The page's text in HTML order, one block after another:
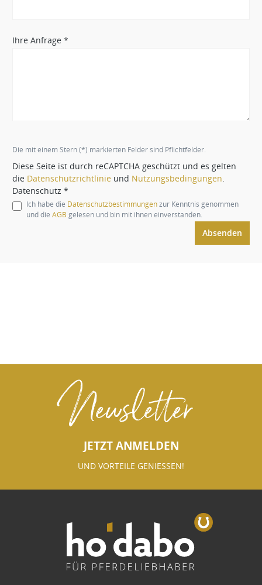
Ihre Anfrage *
Die mit einem Stern (*) markierten Felder sind Pflichtfelder.
Diese Seite ist durch reCAPTCHA geschützt und es gelten
die Datenschutzrichtlinie und Nutzungsbedingungen
Datenschutz *
Ich habe die Datenschutzbestimmungenzur Kenntnis genommen
und die AGB gelesen und bin mit ihnen einverstanden.
Absenden
Newsletter
JETZT ANMELDEN
UND VORTEILE GENIESSEN!